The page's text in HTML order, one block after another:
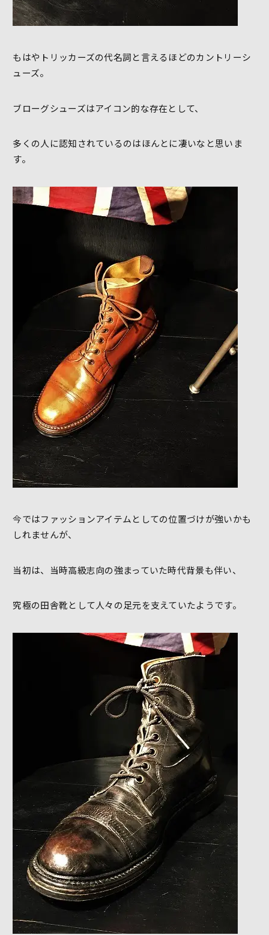
もはやトリッカーズの代名詞と言えるほどのカントリーシ
ューズ。
ブローグシューズはアイコン的な存在として、
多くの人に認知されているのはほんとに凄いなと思いま
す。
今ではファッションアイテムとしての位置づけが強いかも
しれませんが、
当初は、当時高級志向の強まっていた時代背景も伴い、
究極の田舎靴として人々の足元を支えていたようです。